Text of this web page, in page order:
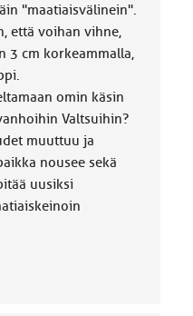
"maatiaisvälinein".
että voihan vihne,
3 cm korkeammalla,
omin käsin
Valtsuihin?
muuttuu ja
nousee sekä
uusiksi